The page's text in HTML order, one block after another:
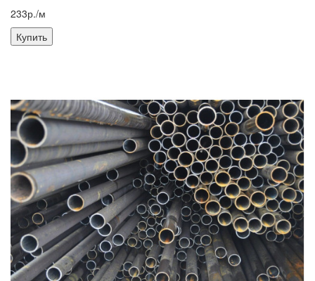
233р./м
Купить